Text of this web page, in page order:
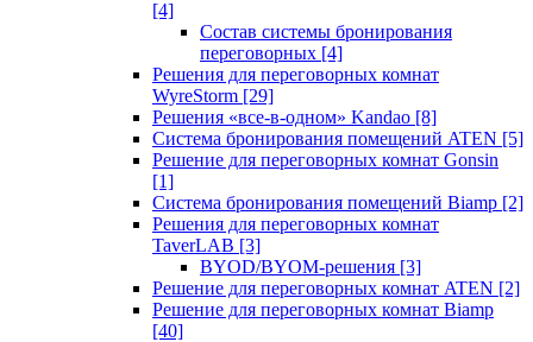
[4]
Состав системы бронирования
переговорных [4]
Решения для переговорных комнат
WyreStorm [29]
Решения «все-в-одном» Kandao [8]
Система бронирования помещений ATEN [5]
Решение для переговорных комнат Gonsin
[1]
Система бронирования помещений Biamp [2]
Решения для переговорных комнат
TaverLAB [3]
BYOD/BYOM-решения [3]
Решение для переговорных комнат ATEN [2]
Решение для переговорных комнат Biamp
[40]